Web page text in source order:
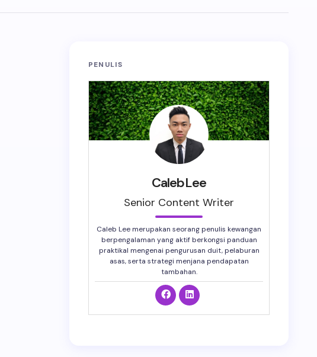
PENULIS
CalebLee
Senior Content Writer
Caleb Lee merupakan seorang penulis kewangan
berpengalaman yang aktif berkongsi panduan
praktikal mengenai pengurusan duit, pelaburan
asas, serta strategi menjana pendapatan
tambahan.